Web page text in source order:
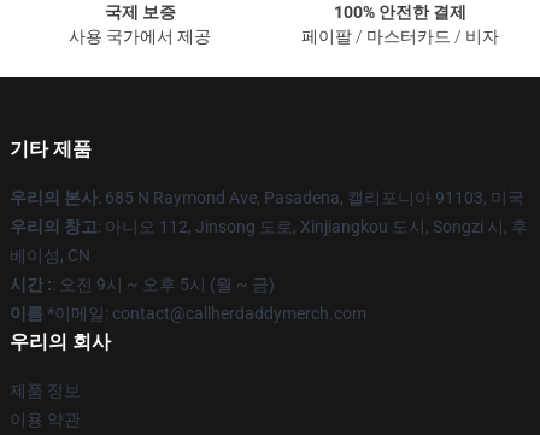
국제 보증
사용 국가에서 제공
100% 안전한 결제
페이팔 / 마스터카드 / 비자
기타 제품
우리의 본사: 685 N Raymond Ave, Pasadena, 캘리포니아 91103, 미국
우리의 창고: 아니오 112, Jinsong 도로, Xinjiangkou 도시, Songzi 시, 후
베이성, CN
시간 :: 오전 9시 ~ 오후 5시 (월 ~ 금)
이름 *이메일: contact@callherdaddymerch.com
우리의 회사
제품 정보
이용 약관